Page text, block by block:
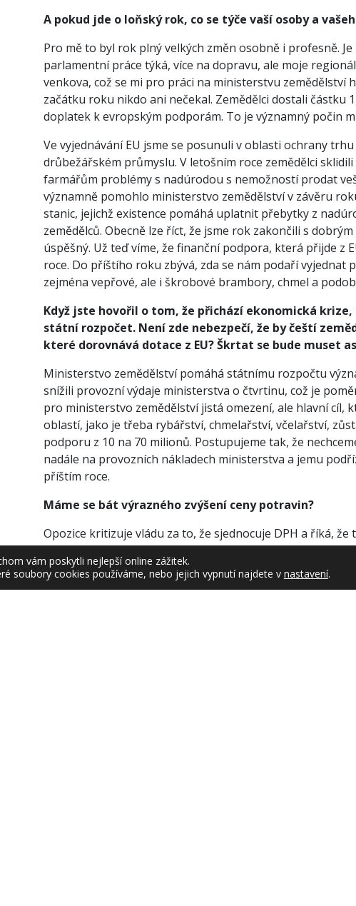
A pokud jde o loňský rok, co se týče vaší osoby a
Pro mě to byl rok plný velkých změn osobně i profesně.
parlamentní práce týká, více na dopravu, ale moje
venkova, což se mi pro práci na ministerstvu zemědělství
začátku roku nikdo ani nečekal. Zemědělci dostali
doplatek k evropským podporám. To je významný počin
Ve vyjednávání EU jsme se posunuli v oblasti ochrany
drůbežářském průmyslu. V letošním roce zemědělci
farmářům problémy s nadúrodou s nemožností prodat
významně pomohlo ministerstvo zemědělství v závěru
stanic, jejichž existence pomáhá uplatnit přebytky z
zemědělců. Obecně lze říct, že jsme rok zakončili s
úspěšný. Už teď víme, že finanční podpora, která přijde z
roce. Do příštího roku zbývá, zda se nám podaří vyjednat
zejména vepřové, ale i škrobové brambory, chmel a
Když jste hovořil o tom, že přichází ekonomická
státní rozpočet. Není zde nebezpečí, že by čeští
které dorovnává dotace z EU? Škrtat se bude muset
Ministerstvo zemědělství pomáhá státnímu rozpočtu
snížili provozní výdaje ministerstva o čtvrtinu, což je
pro ministerstvo zemědělství jistá omezení, ale hlavní cíl,
oblastí, jako je třeba rybářství, chmelařství, včelařství,
podporu z 10 na 70 milionů. Postupujeme tak, že
nadále na provozních nákladech ministerstva a jemu
příštím roce.
Máme se bát výrazného zvýšení ceny potravin?
Opozice kritizuje vládu za to, že sjednocuje DPH a říká,
na fakt, že největší vliv na cenu komodit a potravin má
nebyla dobrá, byla výkupní cena osm korun. V okamžiku,
prodají za dvě koruny.
vám poskytli nejlepší online zážitek.
soubory cookies používáme, nebo jejich vypnutí najdete v nastavení.